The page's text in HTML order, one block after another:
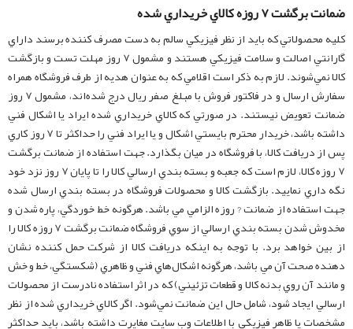
ضمانت برگشت 7 روزه کالاي خريداري شده
کليه محصولاتي که بايد از نظر فيزيکي سالم به دست مصرف کننده برسند داراي
گارانتي اصالت و سلامت فيزيکي هستند و مشمول 7 روز مهلت تست و بازگشت
کالا نمي‌شوند. لازم به ذکر است اقلامي که به عنوان هديه‌ از طرف فروشگاه همراه
سفارش ارسال و در فاکتور فروش با مبلغ صفر ريال درج شده‌اند، مشمول 7 روز
ضمانت تعويض نيستند. در صورتي که کالاي خريداري شده ايراد يا اشکال فني
داشته باشد، خريدار محترم بايستي اشکال و يا ايراد فني را حداکثر تا 7 روز کاري
پس از دريافت کالا، با فروشگاه در ميان بگذارد. جهت استفاده از ضمانت برگشت
7 روزه کالا، لازم است که جعبه و بسته بندي ارسالي کالا را تا پايان 7 روز نزد خود
نگه داري نماييد. بازگشت کالا و محصولات فروشگاه در بسته بندي ارسال شده
جهت استفاده از ضمانت ? روزه الزامي مي باشد. هرگونه خط خوردگي، پاره شدن و
مخدوش شدن بسته بندي ارسالي از سوي فروشگاه ضمانت برگشت 7 روزه کالا را
از بين خواهد برد. با توجه به اينکه دريافت کالا از شرکت حمل کننده نشان
دهنده صحت آن مي باشد، هرگونه اشکال‏‏‌هاي فني و ظاهري (شکستگي، خط و خش
و مانند آن روي بدنه کالا و قطعات تزئيني) که در اثر استفاده نادرست از محصولات
ارسالي ايجاد شود، شامل حال اين ضمانت نمي‏‏‌شود. اگر کالاي خريداري شده از نظر
مشخصات يا ظاهر فيزيکي با اطلاعات وب سايت مغايرت داشته باشد، بايد حداکثر